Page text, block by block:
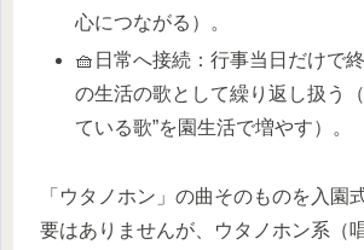
心につながる）。​
🧺日常へ接続：行事当日だけで
の生活の歌として繰り返し扱う
ている歌”を園生活で増やす）。​
「ウタノホン」の曲そのものを入園
要はありませんが、ウタノホン系（